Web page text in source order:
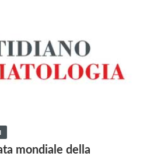
mondiale della